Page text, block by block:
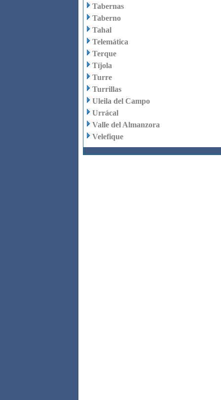
Tabernas
Taberno
Tahal
Telemática
Terque
Tíjola
Turre
Turrillas
Uleila del Campo
Urrácal
Valle del Almanzora
Velefique